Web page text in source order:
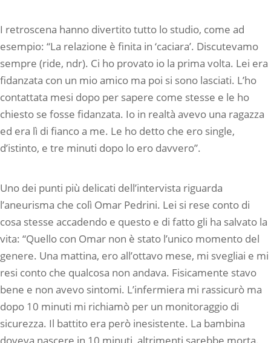
I retroscena hanno divertito tutto lo studio, come ad
esempio: “La relazione è finita in ‘caciara’. Discutevamo
sempre (ride, ndr). Ci ho provato io la prima volta. Lei era
fidanzata con un mio amico ma poi si sono lasciati. L’ho
contattata mesi dopo per sapere come stesse e le ho
chiesto se fosse fidanzata. Io in realtà avevo una ragazza
ed era lì di fianco a me. Le ho detto che ero single,
d’istinto, e tre minuti dopo lo ero davvero”.
Uno dei punti più delicati dell’intervista riguarda
l’aneurisma che colì Omar Pedrini. Lei si rese conto di
cosa stesse accadendo e questo e di fatto gli ha salvato la
vita: “Quello con Omar non è stato l’unico momento del
genere. Una mattina, ero all’ottavo mese, mi svegliai e mi
resi conto che qualcosa non andava. Fisicamente stavo
bene e non avevo sintomi. L’infermiera mi rassicurò ma
dopo 10 minuti mi richiamò per un monitoraggio di
sicurezza. Il battito era però inesistente. La bambina
doveva nascere in 10 minuti, altrimenti sarebbe morta.